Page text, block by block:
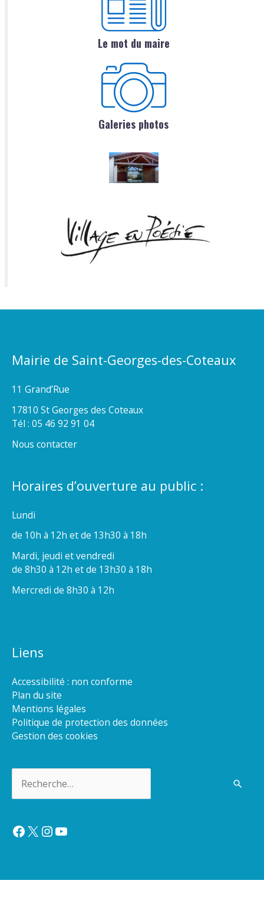
Le mot du maire
Galeries photos
Mairie de Saint-Georges-des-Coteaux
11 Grand’Rue
17810 St Georges des Coteaux
Tél : 05 46 92 91 04
Nous contacter
Horaires d’ouverture au public :
Lundi
de 10h à 12h et de 13h30 à 18h
Mardi, jeudi et vendredi
de 8h30 à 12h et de 13h30 à 18h
Mercredi de 8h30 à 12h
Liens
Accessibilité : non conforme
Plan du site
Mentions légales
Politique de protection des données
Gestion des cookies
Facebook
X Instagram
YouTube